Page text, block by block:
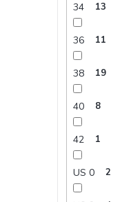
34 13
36 11
38 19
40 8
42 1
US 0 2